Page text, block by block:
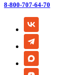
8-800-707-64-70